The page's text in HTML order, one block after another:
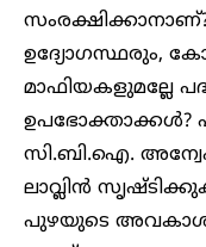
ഉദ്യോഗസ്ഥരും,
മാഫിയകളുമല്ലേ
ഉപഭോക്താക്കൾ?
സി.ബി.ഐ.
ലാവ്ലിൻ
പുഴയുടെ